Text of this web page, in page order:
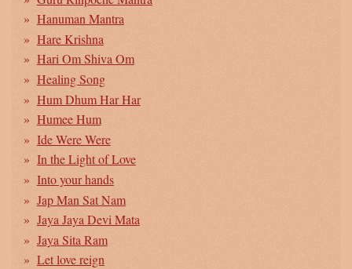
Hanuman Mantra
Hare Krishna
Hari Om Shiva Om
Healing Song
Hum Dhum Har Har
Humee Hum
Ide Were Were
In the Light of Love
Into your hands
Jap Man Sat Nam
Jaya Jaya Devi Mata
Jaya Sita Ram
Let love reign